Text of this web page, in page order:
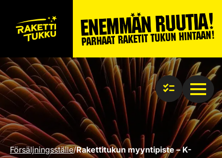
Försäljningsställe/Rakettitukun myyntipiste – K-